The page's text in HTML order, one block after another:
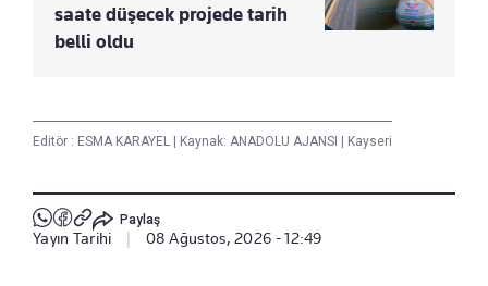
saate düşecek projede tarih
belli oldu
Editör : ESMA KARAYEL Kaynak: ANADOLU AJANSI Kayseri
Paylaş
Yayın Tarihi 08 Ağustos, 2026 - 12:49